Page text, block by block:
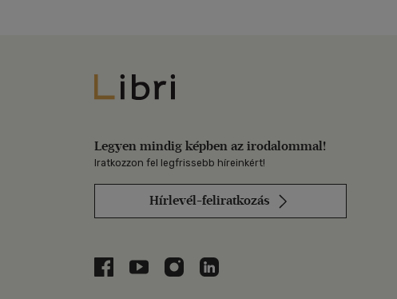
Libri
Legyen mindig képben az irodalommal!
Iratkozzon fel legfrissebb híreinkért!
Hírlevél-feliratkozás
Libri a Facebookon
Libri a Youtube-on
Libri az Instagramon
Libri a LinkedInen